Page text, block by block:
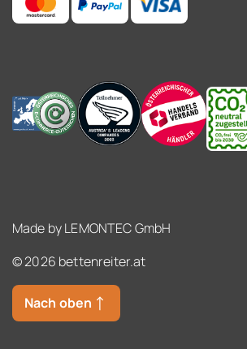
Made byLEMONTEC GmbH
© 2026 bettenreiter.at
Nach oben